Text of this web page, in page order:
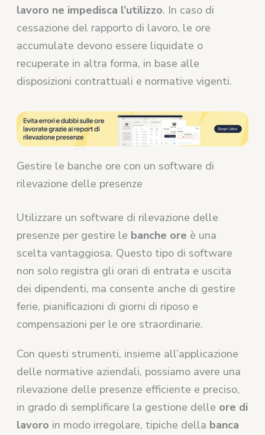
lavoro ne impedisca l’utilizzo. In caso di
cessazione del rapporto di lavoro, le ore
accumulate devono essere liquidate o
recuperate in altra forma, in base alle
disposizioni contrattuali e normative vigenti.
Gestire le banche ore con un software di
rilevazione delle presenze
Utilizzare un software di rilevazione delle
presenze per gestire le banche ore è una
scelta vantaggiosa. Questo tipo di software
non solo registra gli orari di entrata e uscita
dei dipendenti, ma consente anche di gestire
ferie, pianificazioni di giorni di riposo e
compensazioni per le ore straordinarie.
Con questi strumenti, insieme all’applicazione
delle normative aziendali, possiamo avere una
rilevazione delle presenze efficiente e preciso,
in grado di semplificare la gestione delle ore di
lavoro in modo irregolare, tipiche della banca